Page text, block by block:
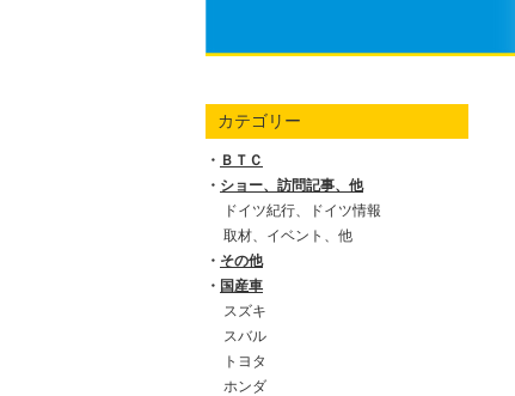
カテゴリー
ＢＴＣ
ショー、訪問記事、他
ドイツ紀行、ドイツ情報
取材、イベント、他
その他
国産車
スズキ
スバル
トヨタ
ホンダ